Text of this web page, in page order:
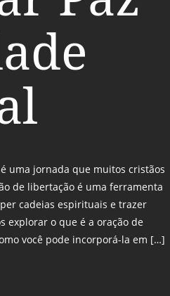
uma jornada que muitos cristãos
de libertação é uma ferramenta
cadeias espirituais e trazer
explorar o que é a oração de
você pode incorporá-la em […]